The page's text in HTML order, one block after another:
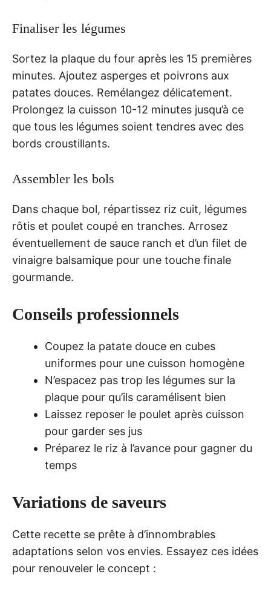
Finaliser les légumes
Sortez la plaque du four après les 15 premières
minutes. Ajoutez asperges et poivrons aux
patates douces. Remélangez délicatement.
Prolongez la cuisson 10-12 minutes jusqu’à ce
que tous les légumes soient tendres avec des
bords croustillants.
Assembler les bols
Dans chaque bol, répartissez riz cuit, légumes
rôtis et poulet coupé en tranches. Arrosez
éventuellement de sauce ranch et d’un filet de
vinaigre balsamique pour une touche finale
gourmande.
Conseils professionnels
Coupez la patate douce en cubes
uniformes pour une cuisson homogène
N’espacez pas trop les légumes sur la
plaque pour qu’ils caramélisent bien
Laissez reposer le poulet après cuisson
pour garder ses jus
Préparez le riz à l’avance pour gagner du
temps
Variations de saveurs
Cette recette se prête à d’innombrables
adaptations selon vos envies. Essayez ces idées
pour renouveler le concept :